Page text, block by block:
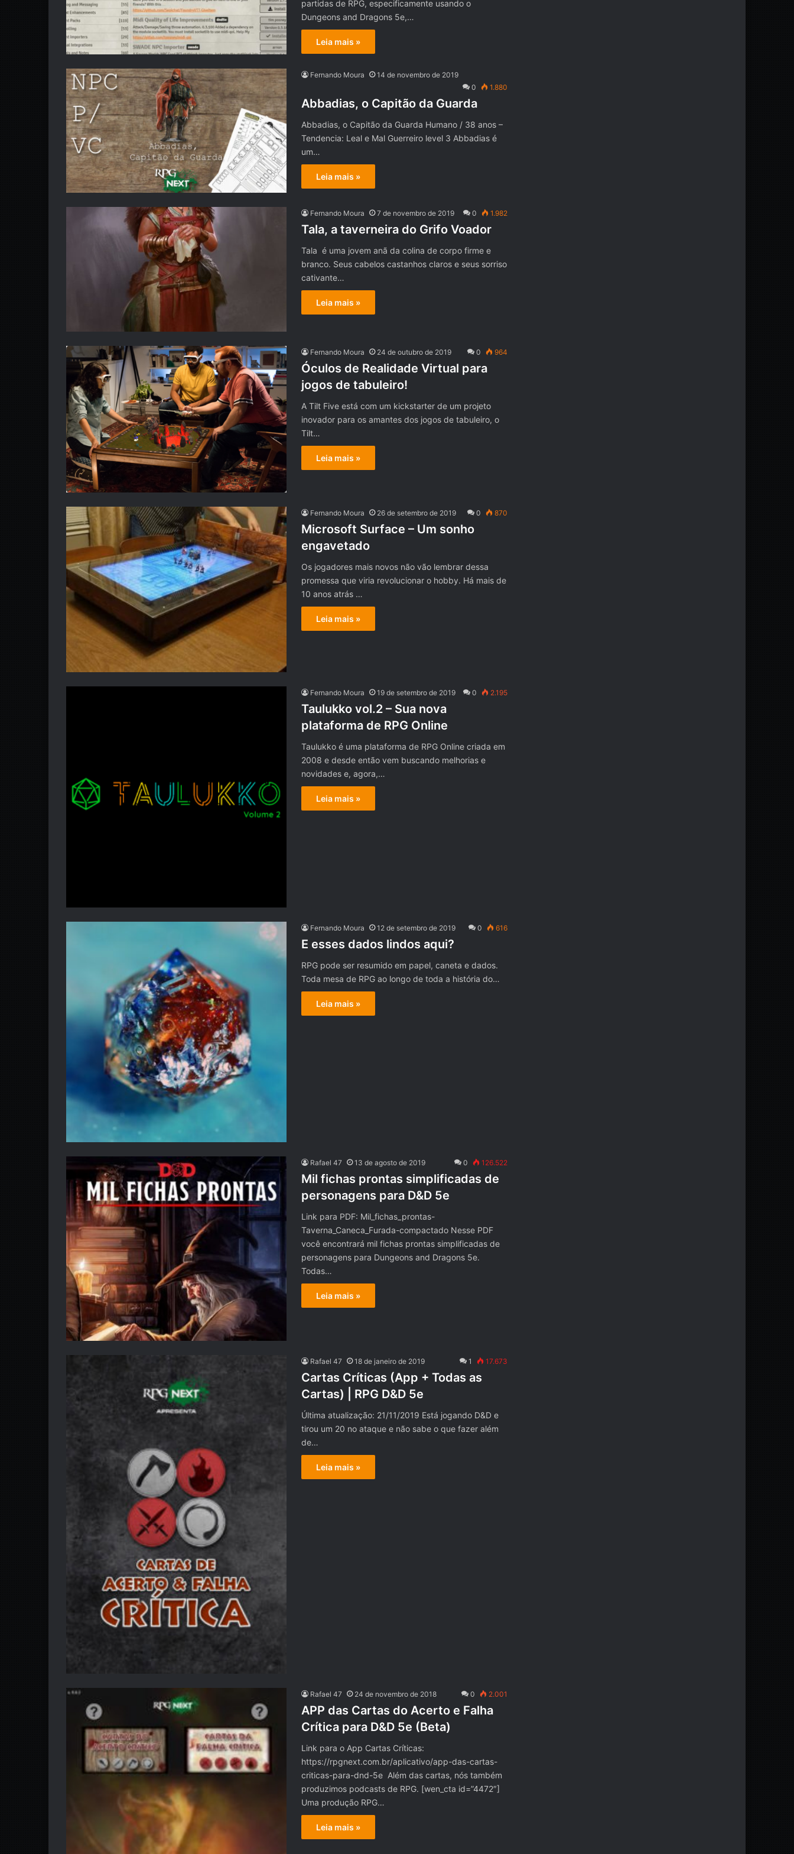
partidas de RPG, especificamente usando o
Dungeons and Dragons 5e,…
Leia mais »
Fernando Moura
14 de novembro de 2019
0
1.880
Abbadias, o Capitão da Guarda
Abbadias, o Capitão da Guarda Humano / 38 anos –
Tendencia: Leal e Mal Guerreiro level 3 Abbadias é
um…
Leia mais »
Fernando Moura 7 de novembro de 2019 0 1.982
Tala, a taverneira do Grifo Voador
Tala é uma jovem anã da colina de corpo firme e
branco. Seus cabelos castanhos claros e seus sorriso
cativante…
Leia mais »
Fernando Moura 24 de outubro de 2019 0 964
Óculos de Realidade Virtual para
jogos de tabuleiro!
A Tilt Five está com um kickstarter de um projeto
inovador para os amantes dos jogos de tabuleiro, o
Tilt…
Leia mais »
Fernando Moura 26 de setembro de 2019 0 870
Microsoft Surface – Um sonho
engavetado
Os jogadores mais novos não vão lembrar dessa
promessa que viria revolucionar o hobby. Há mais de
10 anos atrás …
Leia mais »
Fernando Moura 19 de setembro de 2019 0 2.195
Taulukko vol.2 – Sua nova
plataforma de RPG Online
Taulukko é uma plataforma de RPG Online criada em
2008 e desde então vem buscando melhorias e
novidades e, agora,…
Leia mais »
Fernando Moura 12 de setembro de 2019 0 616
E esses dados lindos aqui?
RPG pode ser resumido em papel, caneta e dados.
Toda mesa de RPG ao longo de toda a história do…
Leia mais »
Rafael 47 13 de agosto de 2019 0 126.522
Mil fichas prontas simplificadas de
personagens para D&D 5e
Link para PDF: Mil_fichas_prontas-
Taverna_Caneca_Furada-compactado Nesse PDF
você encontrará mil fichas prontas simplificadas de
personagens para Dungeons and Dragons 5e.
Todas…
Leia mais »
Rafael 47 18 de janeiro de 2019 1 17.673
Cartas Críticas (App + Todas as
Cartas) | RPG D&D 5e
Última atualização: 21/11/2019 Está jogando D&D e
tirou um 20 no ataque e não sabe o que fazer além
de…
Leia mais »
Rafael 47 24 de novembro de 2018 0 2.001
APP das Cartas do Acerto e Falha
Crítica para D&D 5e (Beta)
Link para o App Cartas Críticas:
https://rpgnext.com.br/aplicativo/app-das-cartas-
criticas-para-dnd-5e Além das cartas, nós também
produzimos podcasts de RPG. [wen_cta id=”4472″]
Uma produção RPG…
Leia mais »